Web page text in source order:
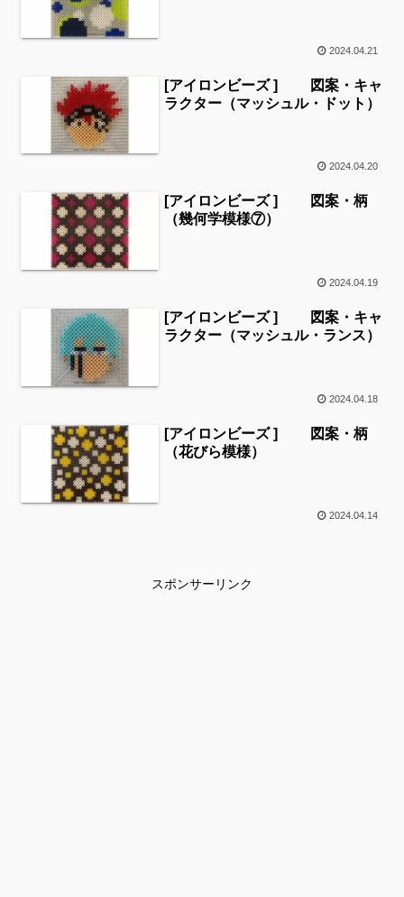
2024.04.21
[アイロンビーズ ] 図案・キャ
ラクター（マッシュル・ドット）
2024.04.20
[アイロンビーズ ] 図案・柄
（幾何学模様⑦）
2024.04.19
[アイロンビーズ ] 図案・キャ
ラクター（マッシュル・ランス）
2024.04.18
[アイロンビーズ ] 図案・柄
（花びら模様）
2024.04.14
スポンサーリンク